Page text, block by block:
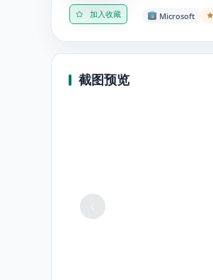
加入收藏 Microsoft
截图预览